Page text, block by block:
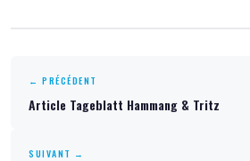
← PRÉCÉDENT
Article Tageblatt Hammang & Tritz
SUIVANT →